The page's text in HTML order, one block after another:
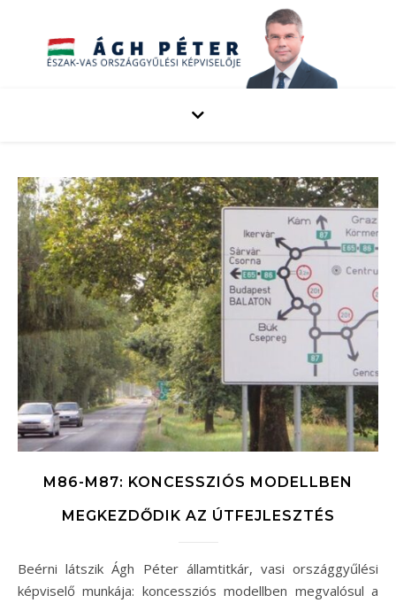
M86-M87: KONCESSZIÓS MODELLBEN
MEGKEZDŐDIK AZ ÚTFEJLESZTÉS
Beérni látszik Ágh Péter államtitkár, vasi országgyűlési
képviselő munkája: koncessziós modellben megvalósul a